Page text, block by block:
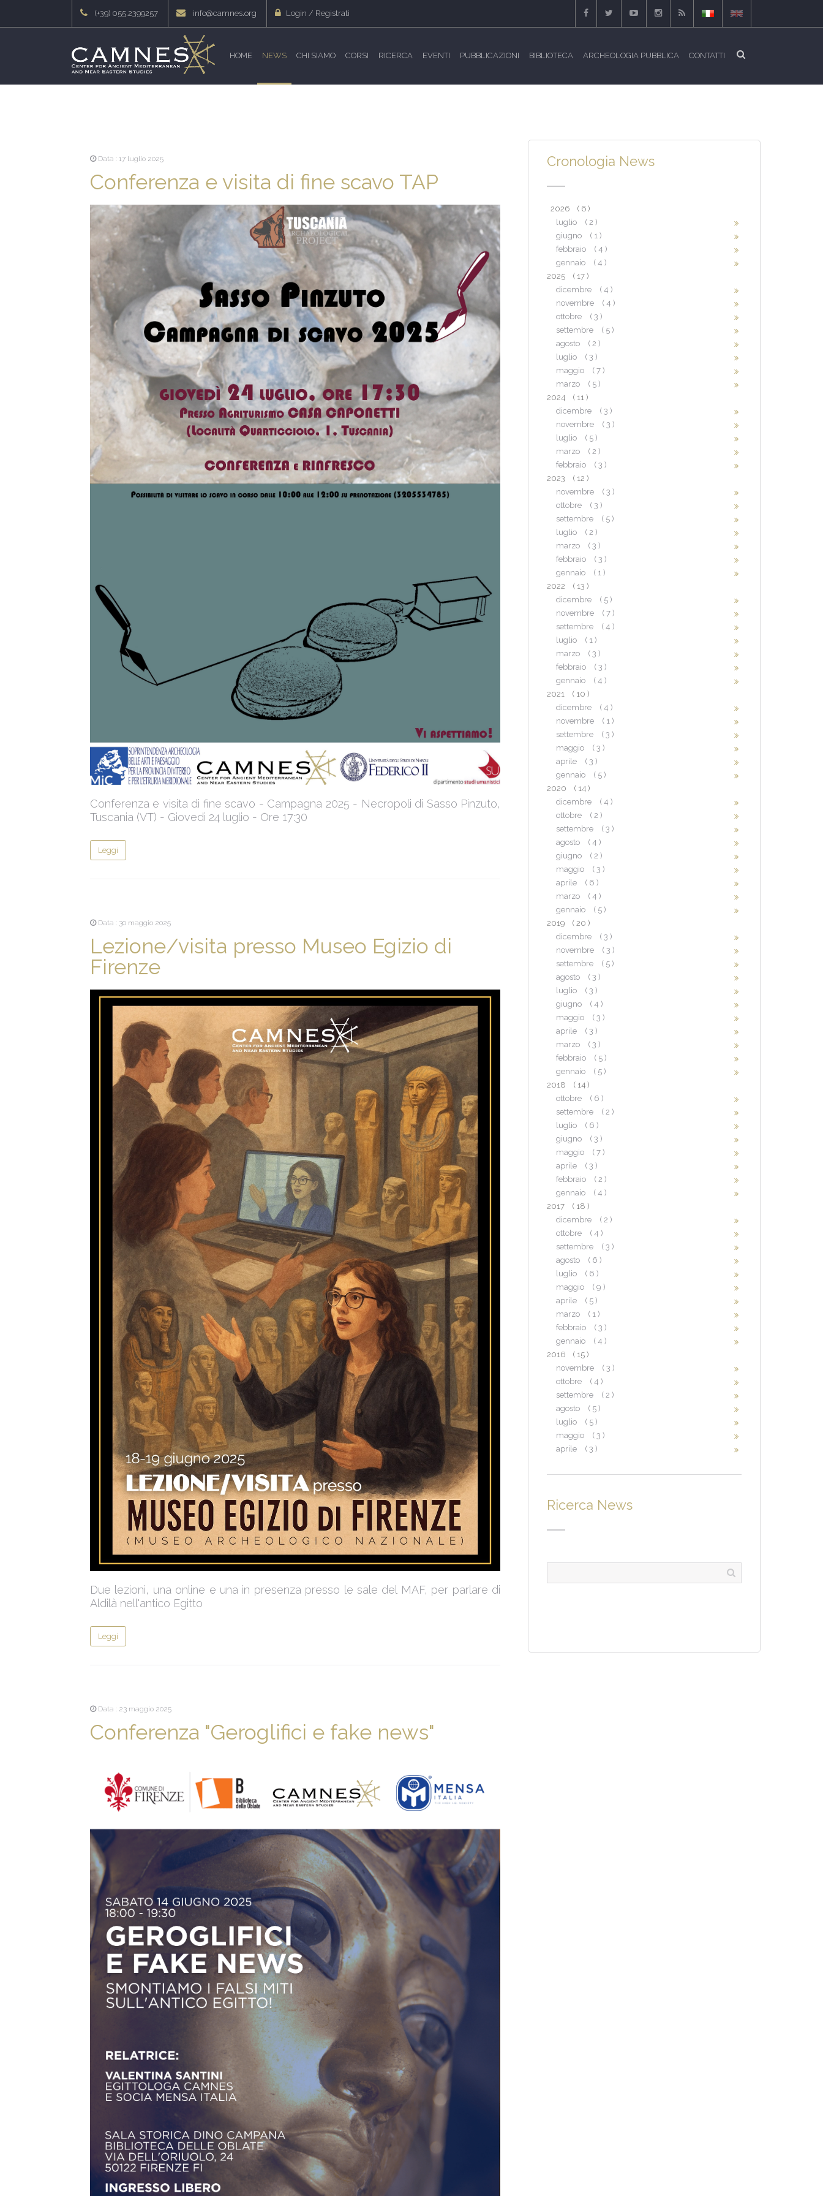
(+39) 055.2399257 info@camnes.org Login / Registrati
HOME NEWS CHI SIAMO CORSI RICERCA EVENTI PUBBLICAZIONI BIBLIOTECA ARCHEOLOGIA PUBBLICA CONTATTI
Data : 17 luglio 2025
Conferenza e visita di fine scavo TAP
Conferenza e visita di fine scavo - Campagna 2025 - Necropoli di Sasso Pinzuto,
Tuscania (VT) - Giovedì 24 luglio - Ore 17:30
Leggi
Data : 30 maggio 2025
Lezione/visita presso Museo Egizio di
Firenze
Due lezioni, una online e una in presenza presso le sale del MAF, per parlare di
Aldilà nell'antico Egitto
Leggi
Data : 23 maggio 2025
Conferenza "Geroglifici e fake news"
Cronologia News
2026
( 6 )
luglio
( 2 )
giugno
( 1 )
febbraio
( 4 )
gennaio
( 4 )
2025
( 17 )
dicembre
( 4 )
novembre
( 4 )
ottobre
( 3 )
settembre
( 5 )
agosto
( 2 )
luglio
( 3 )
maggio
( 7 )
marzo
( 5 )
2024
( 11 )
dicembre
( 3 )
novembre
( 3 )
luglio
( 5 )
marzo
( 2 )
febbraio
( 3 )
2023
( 12 )
novembre
( 3 )
ottobre
( 3 )
settembre
( 5 )
luglio
( 2 )
marzo
( 3 )
febbraio
( 3 )
gennaio
( 1 )
2022
( 13 )
dicembre
( 5 )
novembre
( 7 )
settembre
( 4 )
luglio
( 1 )
marzo
( 3 )
febbraio
( 3 )
gennaio
( 4 )
2021
( 10 )
dicembre
( 4 )
novembre
( 1 )
settembre
( 3 )
maggio
( 3 )
aprile
( 3 )
gennaio
( 5 )
2020
( 14 )
dicembre
( 4 )
ottobre
( 2 )
settembre
( 3 )
agosto
( 4 )
giugno
( 2 )
maggio
( 3 )
aprile
( 6 )
marzo
( 4 )
gennaio
( 5 )
2019
( 20 )
dicembre
( 3 )
novembre
( 3 )
settembre
( 5 )
agosto
( 3 )
luglio
( 3 )
giugno
( 4 )
maggio
( 3 )
aprile
( 3 )
marzo
( 3 )
febbraio
( 5 )
gennaio
( 5 )
2018
( 14 )
ottobre
( 6 )
settembre
( 2 )
luglio
( 6 )
giugno
( 3 )
maggio
( 7 )
aprile
( 3 )
febbraio
( 2 )
gennaio
( 4 )
2017
( 18 )
dicembre
( 2 )
ottobre
( 4 )
settembre
( 3 )
agosto
( 6 )
luglio
( 6 )
maggio
( 9 )
aprile
( 5 )
marzo
( 1 )
febbraio
( 3 )
gennaio
( 4 )
2016
( 15 )
novembre
( 3 )
ottobre
( 4 )
settembre
( 2 )
agosto
( 5 )
luglio
( 5 )
maggio
( 3 )
aprile
( 3 )
Ricerca News